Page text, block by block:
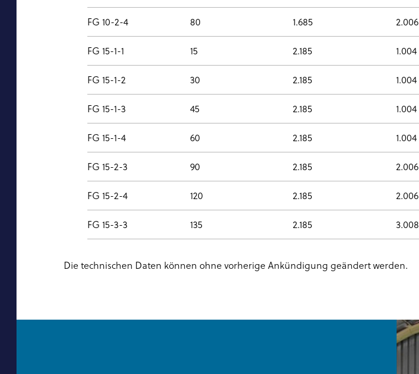
FG 10-2-4 80 1.685 2.006
FG 15-1-1 15 2.185 1.004
FG 15-1-2 30 2.185 1.004
FG 15-1-3 45 2.185 1.004
FG 15-1-4 60 2.185 1.004
FG 15-2-3 90 2.185 2.006
FG 15-2-4 120 2.185 2.006
FG 15-3-3 135 2.185 3.008
Die technischen Daten können ohne vorherige Ankündigung geändert werden.